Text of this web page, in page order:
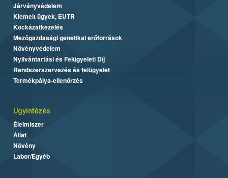
Járványvédelem
Kiemelt ügyek, EUTR
Kockázatkezelés
Mezőgazdasági genetikai erőforrások
Növényvédelem
Nyilvántartási és Felügyeleti Díj
Rendszerszervezés és felügyelet
Termékpálya-ellenőrzés
Ügyintézés
Élelmiszer
Állat
Növény
Labor/Egyéb